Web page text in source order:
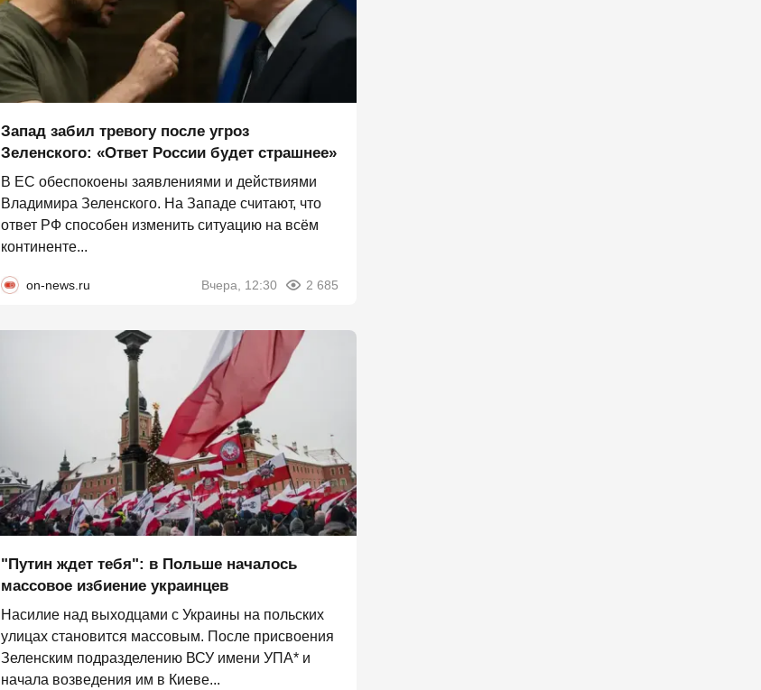
Запад забил тревогу после угроз
Зеленского: «Ответ России будет страшнее»
В ЕС обеспокоены заявлениями и действиями
Владимира Зеленского. На Западе считают, что
ответ РФ способен изменить ситуацию на всём
континенте...
on-news.ru Вчера, 12:30 2 685
"Путин ждет тебя": в Польше началось
массовое избиение украинцев
Насилие над выходцами с Украины на польских
улицах становится массовым. После присвоения
Зеленским подразделению ВСУ имени УПА* и
начала возведения им в Киеве...